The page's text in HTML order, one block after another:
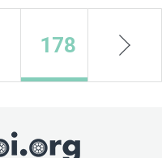
178 179
next